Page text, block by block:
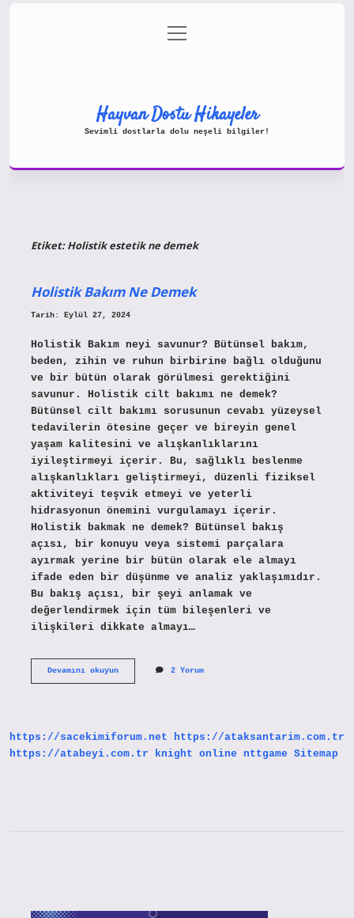
Gizlilik Politikası
menüyü
aç
Hayvan Dostu Hikayeler
Sevimli dostlarla dolu neşeli bilgiler!
Etiket:Holistik estetik ne demek
Holistik Bakım Ne Demek
Tarih: Eylül 27, 2024
Holistik Bakım neyi savunur? Bütünsel bakım,
beden, zihin ve ruhun birbirine bağlı olduğunu
ve bir bütün olarak görülmesi gerektiğini
savunur. Holistik cilt bakımı ne demek?
Bütünsel cilt bakımı sorusunun cevabı yüzeysel
tedavilerin ötesine geçer ve bireyin genel
yaşam kalitesini ve alışkanlıklarını
iyileştirmeyi içerir. Bu, sağlıklı beslenme
alışkanlıkları geliştirmeyi, düzenli fiziksel
aktiviteyi teşvik etmeyi ve yeterli
hidrasyonun önemini vurgulamayı içerir.
Holistik bakmak ne demek? Bütünsel bakış
açısı, bir konuyu veya sistemi parçalara
ayırmak yerine bir bütün olarak ele almayı
ifade eden bir düşünme ve analiz yaklaşımıdır.
Bu bakış açısı, bir şeyi anlamak ve
değerlendirmek için tüm bileşenleri ve
ilişkileri dikkate almayı…
Devamını okuyunHolistik
2 Yorum
https://sacekimiforum.net
https://ataksantarim.com.tr
https://atabeyi.com.tr
knight online nttgame Sitemap